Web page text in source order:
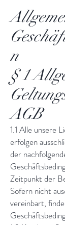
n
§ 1
AGB
1.1 Alle unsere
erfolgen
der
Zeitpunkt der
Sofern nicht
vereinbart,